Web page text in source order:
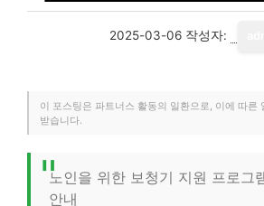
2025-03-06 작성자:
이 포스팅은 파트너스 활동의 일환으로, 이에 따른
받습니다.
노인을 위한 보청기 지원 프로그
안내